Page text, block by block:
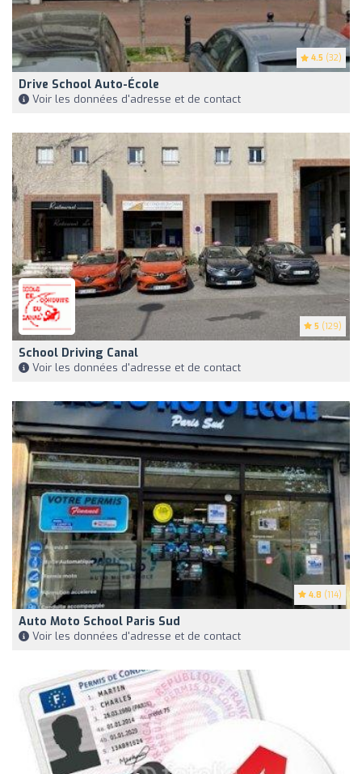
4.5 (32)
Drive School Auto-École
Voir les données d'adresse et de contact
5 (129)
School Driving Canal
Voir les données d'adresse et de contact
4.8 (114)
Auto Moto School Paris Sud
Voir les données d'adresse et de contact